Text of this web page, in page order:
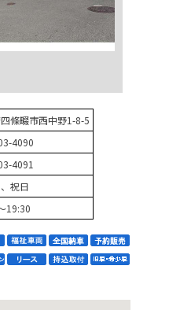
條畷市西中野1-8-5
4090
4091
祝日
19:30